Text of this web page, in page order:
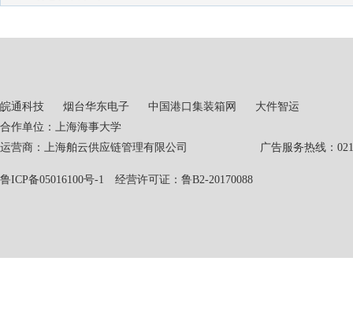
皖通科技 烟台华东电子 中国港口集装箱网
大件智运
合作单位：上海海事大学
运营商：上海舶云供应链管理有限公司 广告服务热线：021-
鲁ICP备05016100号-1 经营许可证：鲁B2-20170088